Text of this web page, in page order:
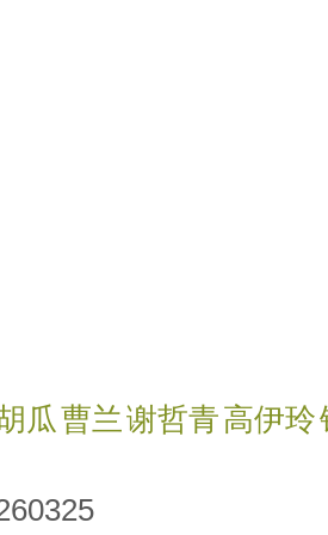
26 15:09:33
瓜 曹兰谢哲青高伊玲